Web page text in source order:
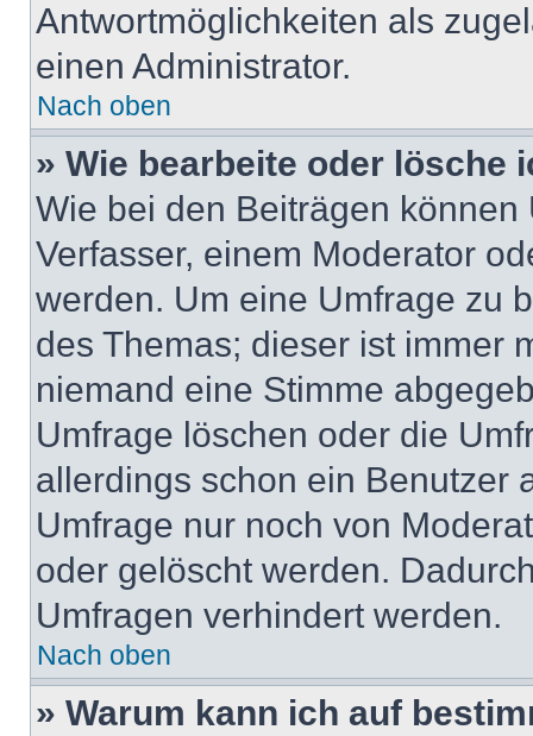
Antwortmöglichkeiten als
einen Administrator.
Nach oben
» Wie bearbeite oder lösche
Wie bei den Beiträgen
Verfasser, einem Moderator
werden. Um eine Umfrage zu
des Themas; dieser ist immer
niemand eine Stimme
Umfrage löschen oder die
allerdings schon ein Benutzer
Umfrage nur noch von
oder gelöscht werden.
Umfragen verhindert werden.
Nach oben
» Warum kann ich auf